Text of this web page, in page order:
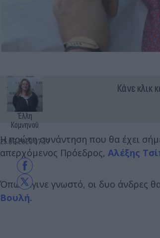
Έλλη
Κομνηνού
25.09.2023 07:17
Κάνε κλικ
Η πρώτη συνάντηση που θα έχει
απερχόμενος Πρόεδρος, Αλέξης
Όπως έγινε γνωστό, οι δυο άνδρες
Βουλή.